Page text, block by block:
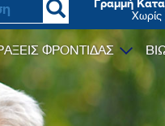
ΦΡΟΝΤΙΔΑΣ